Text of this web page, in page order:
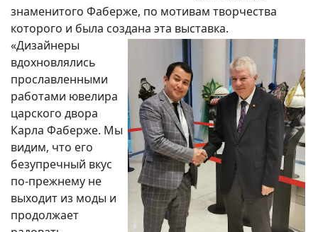
знаменитого Фаберже, по мотивам творчества
которого и была создана эта выставка.
«Дизайнеры
вдохновлялись
прославленными
работами ювелира
царского двора
Карла Фаберже. Мы
видим, что его
безупречный вкус
по-прежнему не
выходит из моды и
продолжает